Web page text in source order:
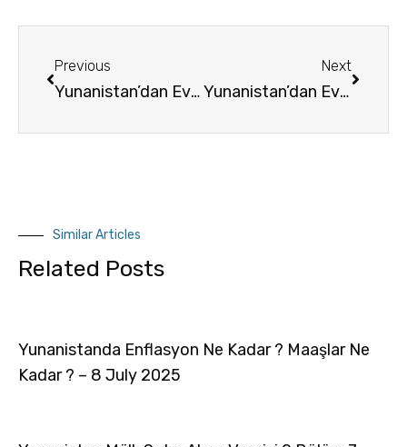
Previous
Yunanistan’dan Ev Nasil Alınır ?
Next
Yunanistan’dan Ev Nasil Alınır ?
Similar Articles
Related Posts
Yunanistanda Enflasyon Ne Kadar ? Maaşlar Ne
Kadar ? – 8 July 2025